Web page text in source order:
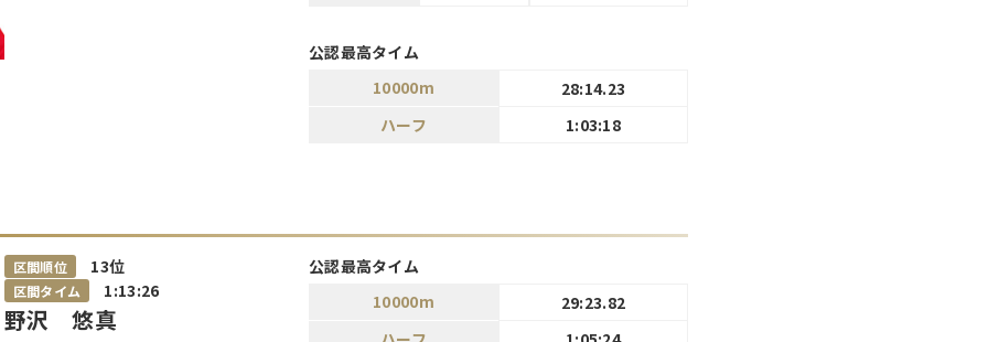
公認最高タイム
10000m
28:14.23
ハーフ
1:03:18
区間順位 13位
区間タイム 1:13:26
野沢 悠真
公認最高タイム
10000m
29:23.82